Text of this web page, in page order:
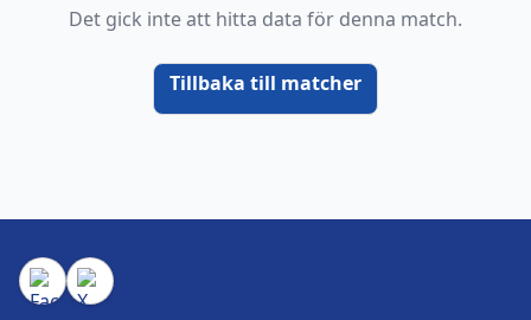
Det gick inte att hitta data för denna match.
Tillbaka till matcher